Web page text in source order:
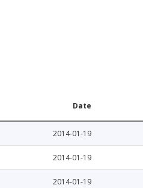
Date
2014-01-19
2014-01-19
2014-01-19